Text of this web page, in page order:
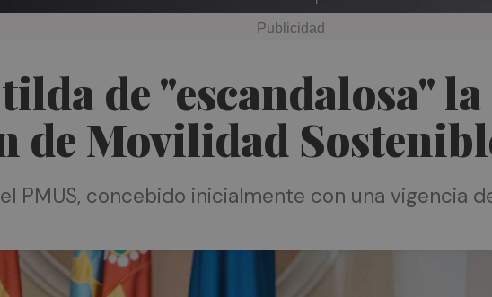
de "escandalosa"
de Movilidad
PMUS, concebido inicialmente con una vigencia